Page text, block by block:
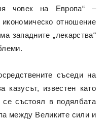
човек на Европа“ –
отношение
западните „лекарства“
съседи на
казусът, известен като
се състоял в подялбата
между Великите сили и